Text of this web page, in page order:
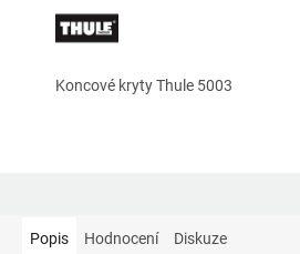
Koncové kryty Thule 5003
Popis Hodnocení Diskuze